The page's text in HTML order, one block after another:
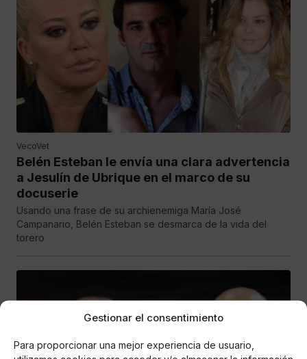
Gestionar el consentimiento
Para proporcionar una mejor experiencia de usuario,
VecoVet
Belén Esteban le envía una clara advertencia
a Jesulín de Ubrique en el marco de su
docuserie
Usando una frase de su archienemiga María José
Campanario, Belén Esteban se desmarca de la vida del
torero